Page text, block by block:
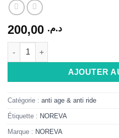
د.م.
quantité de LED ALPHACID
AJOUTER
Alternative:
Catégorie : anti age & anti ride
Étiquette : NOREVA
Marque : NOREVA